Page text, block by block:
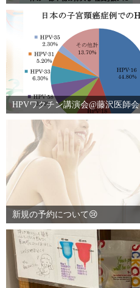
HPVワクチン講演会@藤沢医師会
新規の予約について😢